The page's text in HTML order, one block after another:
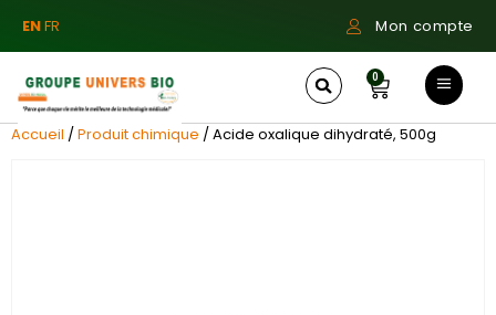
ENFR Mon compte
0
Accueil /Produit chimique / Acide oxalique dihydraté, 500g